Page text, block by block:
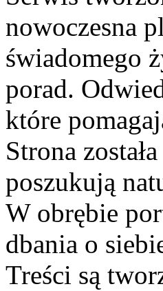
nowoczesna
świadomego
porad.
które
Strona
poszukują
W obrębie
dbania o
Treści są